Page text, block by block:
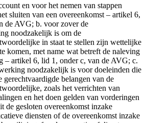
en voor het nemen van stappen
sluiten van een overeenkomst – artikel 6,
de AVG; b. voor zover de
noodzakelijk is om de
in staat te stellen zijn wettelijke
komen, met name wat betreft de naleving
– artikel 6, lid 1, onder c, van de AVG; c.
noodzakelijk is voor doeleinden die
belangen van de
zoals het verrichten van
en het doen gelden van vorderingen
de gesloten overeenkomst inzake
diensten of de overeenkomst inzake